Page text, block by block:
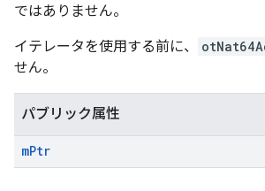
ではありません。
イテレータを使用する前に、
せん。
パブリック属性
mPtr